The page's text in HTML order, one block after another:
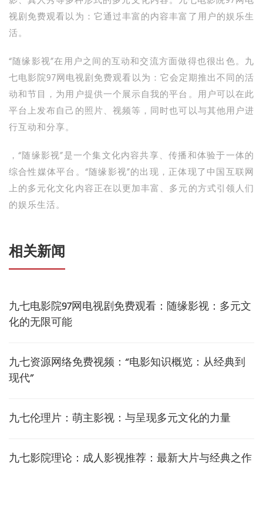
视剧免费观看以为：它通过丰富的内容丰富了用户的娱乐生
活。
“随缘影视”在用户之间的互动和交流方面做得也很出色。九
七电影院97网电视剧免费观看以为：它会定期推出不同的活
动和节目，为用户提供一个展示自我的平台。用户可以在此
平台上发布自己的照片、视频等，同时也可以与其他用户进
行互动和分享。
，“随缘影视”是一个集文化内容共享、传播和体验于一体的
综合性媒体平台。“随缘影视”的出现，正体现了中国互联网
上的多元化文化内容正在以更加丰富、多元的方式引领人们
的娱乐生活。
相关新闻
九七电影院97网电视剧免费观看：随缘影视：多元文
化的无限可能
九七资源网络免费视频：“电影知识概览：从经典到
现代”
九七伦理片：萌主影视：与呈现多元文化的力量
九七影院理论：成人影视推荐：最新大片与经典之作